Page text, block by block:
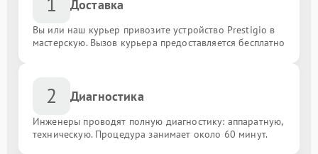
Доставка
Вы или наш курьер привозите устройство Prestigio в
мастерскую. Вызов курьера предоставляется бесплатно
2 Диагностика
Инженеры проводят полную диагностику: аппаратную,
техническую. Процедура занимает около 60 минут.